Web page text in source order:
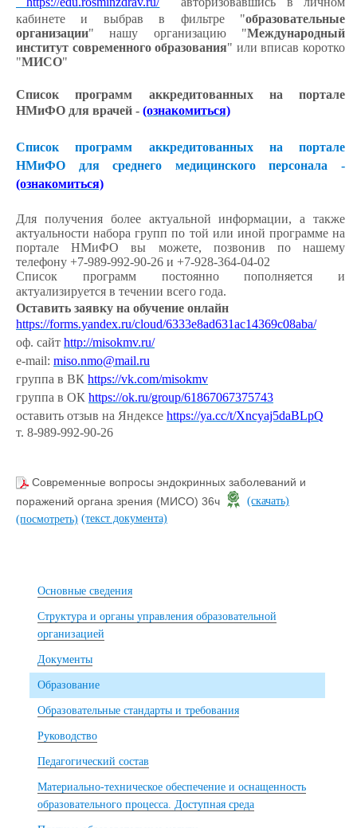
кабинете и выбрав в фильтре "образовательные
организации" нашу организацию "Международный
институт современного образования" или вписав коротко
"МИСО"
Список программ аккредитованных на портале
НМиФО для врачей - (ознакомиться)
Список программ аккредитованных на портале
НМиФО для среднего медицинского персонала -
(ознакомиться)
Для получения более актуальной информации, а также
актуальности набора групп по той или иной программе на
портале НМиФО вы можете, позвонив по нашему
телефону +7-989-992-90-26 и +7-928-364-04-02
Список программ постоянно пополняется и
актуализируется в течении всего года.
Оставить заявку на обучение онлайн
https://forms.yandex.ru/cloud/6333e8ad631ac14369c08aba/
оф. сайт http://misokmv.ru/
e-mail: miso.nmo@mail.ru
группа в ВК https://vk.com/misokmv
группа в ОК https://ok.ru/group/61867067375743
оставить отзыв на Яндексе https://ya.cc/t/Xncyaj5daBLpQ
т. 8-989-992-90-26
Современные вопросы эндокринных заболеваний и
поражений органа зрения (МИСО) 36ч
(скачать)
(посмотреть) (текст документа)
Основные сведения
Структура и органы управления образовательной
организацией
Документы
Образование
Образовательные стандарты и требования
Руководство
Педагогический состав
Материально-техническое обеспечение и оснащенность
образовательного процесса. Доступная среда